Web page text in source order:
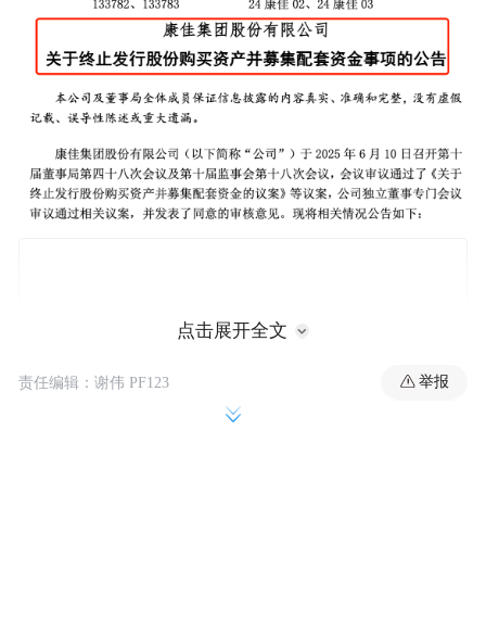
点击展开全文
责任编辑：谢伟 PF123 举报